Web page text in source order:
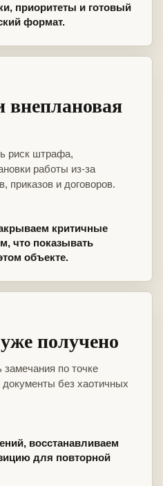
приоритеты и готовый
формат.
риск штрафа,
работы из-за
приказов и договоров.
критичные
что показывать
объекте.
получено
по точке
без хаотичных
восстанавливаем
для повторной